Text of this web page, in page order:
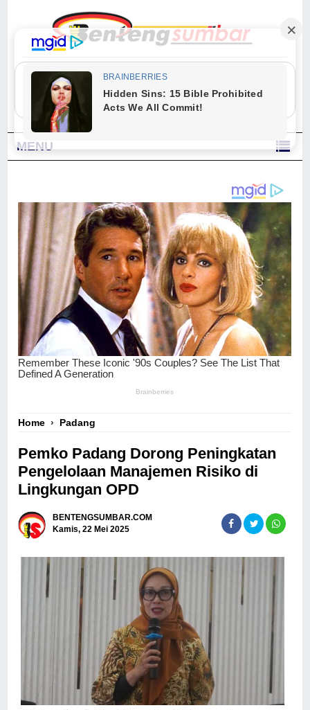
"Sesungguhnya Allah dan para malaikat-Nya berselawat untuk Nabi.
Wahai orang-orang yang beriman, berselawatlah kamu untuk Nabi dan
ucapkanlah salam dengan penuh penghormatan kepadanya." (Qs. Al
Ahzab Ayat 56)
MENU
Home › Padang
Pemko Padang Dorong Peningkatan
Pengelolaan Manajemen Risiko di
Lingkungan OPD
BENTENGSUMBAR.COM
Kamis, 22 Mei 2025